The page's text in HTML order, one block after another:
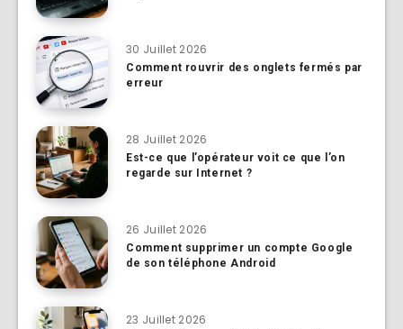
30 Juillet 2026
Comment rouvrir des onglets fermés par
erreur
28 Juillet 2026
Est-ce que l’opérateur voit ce que l’on
regarde sur Internet ?
26 Juillet 2026
Comment supprimer un compte Google
de son téléphone Android
23 Juillet 2026